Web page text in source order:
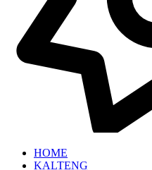
HOME
KALTENG